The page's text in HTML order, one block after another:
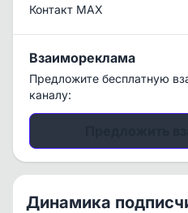
Контакт MAX
Взаимореклама
Предложите бесплатную
каналу:
Динамика